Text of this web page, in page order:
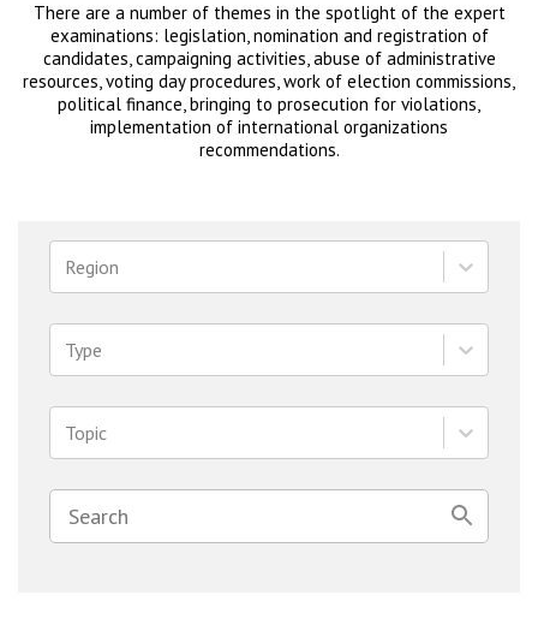
There are a number of themes in the spotlight of the expert
examinations: legislation, nomination and registration of
candidates, campaigning activities, abuse of administrative
resources, voting day procedures, work of election commissions,
political finance, bringing to prosecution for violations,
implementation of international organizations
recommendations.
Region
Type
Topic